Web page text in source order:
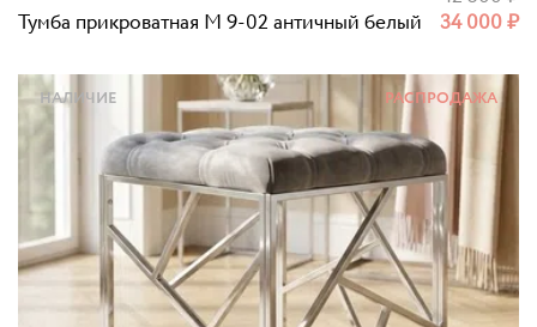
Тумба прикроватная M 9-02 античный белый 34 000₽
РАСПРОДАЖА
НАЛИЧИЕ